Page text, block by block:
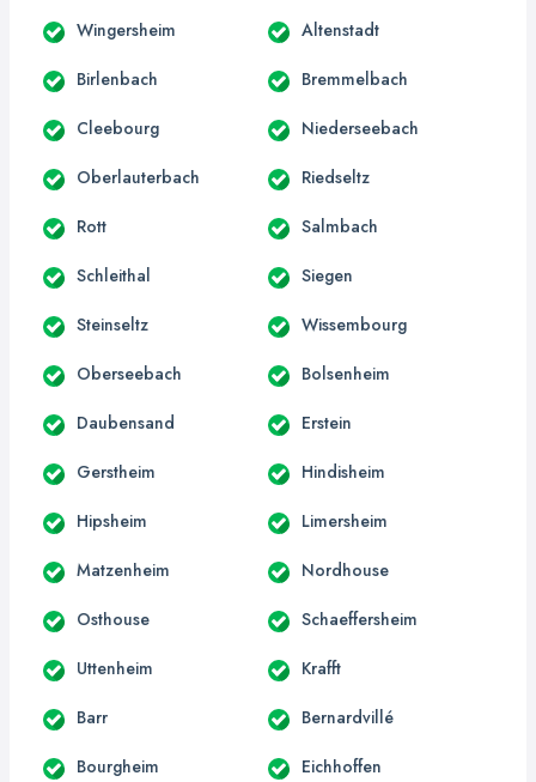
Wingersheim Altenstadt
Birlenbach Bremmelbach
Cleebourg Niederseebach
Oberlauterbach Riedseltz
Rott Salmbach
Schleithal Siegen
Steinseltz Wissembourg
Oberseebach Bolsenheim
Daubensand Erstein
Gerstheim Hindisheim
Hipsheim Limersheim
Matzenheim Nordhouse
Osthouse Schaeffersheim
Uttenheim Krafft
Barr Bernardvillé
Bourgheim Eichhoffen